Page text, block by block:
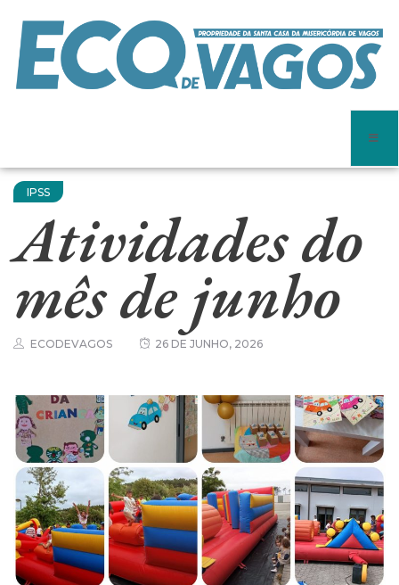
IPSS
Atividades do
mês de junho
ECODEVAGOS 26 DE JUNHO, 2026